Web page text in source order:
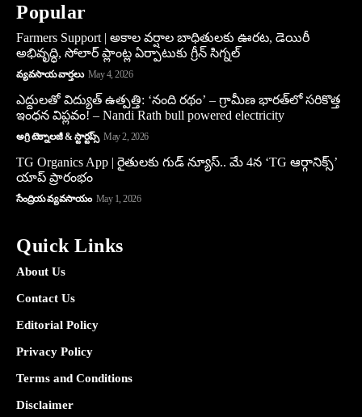
Popular
Farmers Support | అకాల వర్షాల బాధితులకు ఊరట, డెయిరీ
అభివృద్ధి, సోలార్ ప్లాంట్ల ఏర్పాటుకు గ్రీన్‌ సిగ్నల్
వ్యవసాయ వార్తలు May 4, 2026
ఎద్దులతో విద్యుత్ ఉత్పత్తి: ‘నంది రథం’ – గ్రామీణ భారత్‌లో సరికొత్త
ఇంధన విప్లవం! – Nandi Rath bull powered electricity
అగ్రి టెక్నాలజీ & స్టార్టప్స్ May 2, 2026
TG Organics App | రైతులకు గుడ్ న్యూస్.. మే 4న ‘TG ఆర్గానిక్స్’
యాప్ ప్రారంభం
సేంద్రియ వ్యవసాయం May 1, 2026
Quick Links
About Us
Contact Us
Editorial Policy
Privacy Policy
Terms and Conditions
Disclaimer